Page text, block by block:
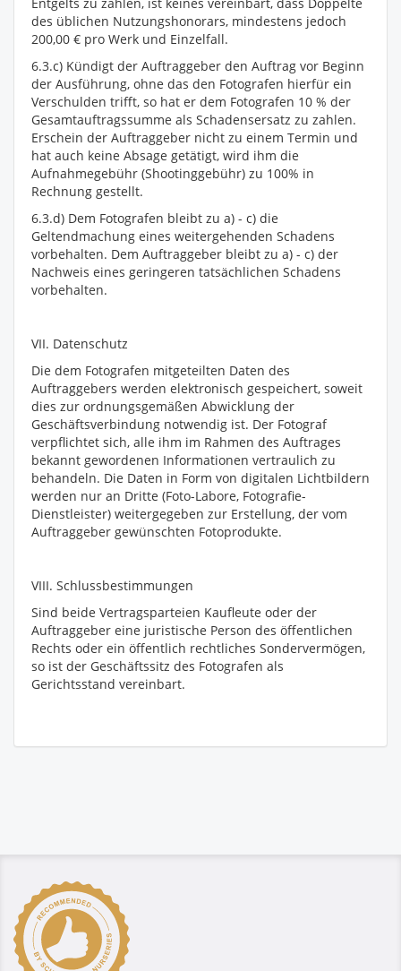
des üblichen Nutzungshonorars, mindestens jedoch
200,00 € pro Werk und Einzelfall.
6.3.c) Kündigt der Auftraggeber den Auftrag vor Beginn
der Ausführung, ohne das den Fotografen hierfür ein
Verschulden trifft, so hat er dem Fotografen 10 % der
Gesamtauftragssumme als Schadensersatz zu zahlen.
Erschein der Auftraggeber nicht zu einem Termin und
hat auch keine Absage getätigt, wird ihm die
Aufnahmegebühr (Shootinggebühr) zu 100% in
Rechnung gestellt.
6.3.d) Dem Fotografen bleibt zu a) - c) die
Geltendmachung eines weitergehenden Schadens
vorbehalten. Dem Auftraggeber bleibt zu a) - c) der
Nachweis eines geringeren tatsächlichen Schadens
vorbehalten.
VII. Datenschutz
Die dem Fotografen mitgeteilten Daten des
Auftraggebers werden elektronisch gespeichert, soweit
dies zur ordnungsgemäßen Abwicklung der
Geschäftsverbindung notwendig ist. Der Fotograf
verpflichtet sich, alle ihm im Rahmen des Auftrages
bekannt gewordenen Informationen vertraulich zu
behandeln. Die Daten in Form von digitalen Lichtbildern
werden nur an Dritte (Foto-Labore, Fotografie-
Dienstleister) weitergegeben zur Erstellung, der vom
Auftraggeber gewünschten Fotoprodukte.
VIII. Schlussbestimmungen
Sind beide Vertragsparteien Kaufleute oder der
Auftraggeber eine juristische Person des öffentlichen
Rechts oder ein öffentlich rechtliches Sondervermögen,
so ist der Geschäftssitz des Fotografen als
Gerichtsstand vereinbart.